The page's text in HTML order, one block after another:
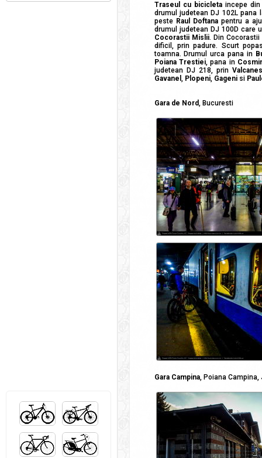
Traseul cu bicicletaincepe
drumul judetean DJ 102L
peste Raul Doftanapentru a
drumul judetean DJ 100D care
Cocorastii Mislii. Din
dificil, prin padure. Scurt
toamna. Drumul urca pana in
Poiana Trestiei, pana in
judetean DJ 218, prin
Gavanel , Plopeni, Gagenisi
Gara de Nord, Bucuresti
Gara Campina, Poiana Campina,